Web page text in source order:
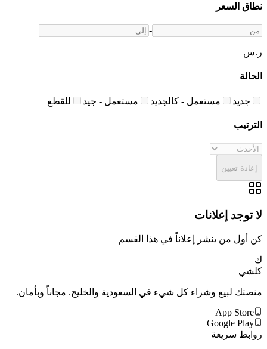
نطاق السعر
-
ر.س
الحالة
جديد مستعمل - كالجديد مستعمل - جيد للقطع
الترتيب
إعادة تعيين
لا توجد إعلانات
كن أول من ينشر إعلاناً في هذا القسم
ك
كلشي
منصتك لبيع وشراء كل شيء في السعودية والخليج. مجاناً وبأمان.
App Store
Google Play
روابط سريعة